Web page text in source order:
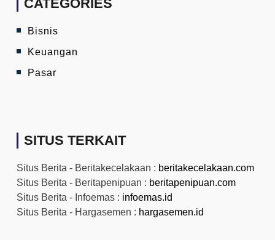
CATEGORIES
Bisnis
Keuangan
Pasar
SITUS TERKAIT
Situs Berita - Beritakecelakaan : beritakecelakaan.com
Situs Berita - Beritapenipuan : beritapenipuan.com
Situs Berita - Infoemas : infoemas.id
Situs Berita - Hargasemen : hargasemen.id